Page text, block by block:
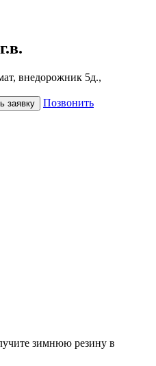
внедорожник 5д.,
заявку
Позвонить
зимнюю резину в